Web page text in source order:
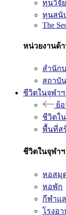
ทุนวิจั
ทุนสนั
The
หน่วยงานด้
สำนัก
สถาบั
ชีวิตในจุฬาฯ
ย้
ชีวิตใ
พื้นที่ส
ชีวิตในจุฬาฯ
หอสมุ
หอพัก
กีฬาแ
โรงอ